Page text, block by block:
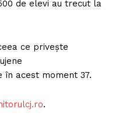
de elevi au trecut la
ce privește
în acest moment 37.
.